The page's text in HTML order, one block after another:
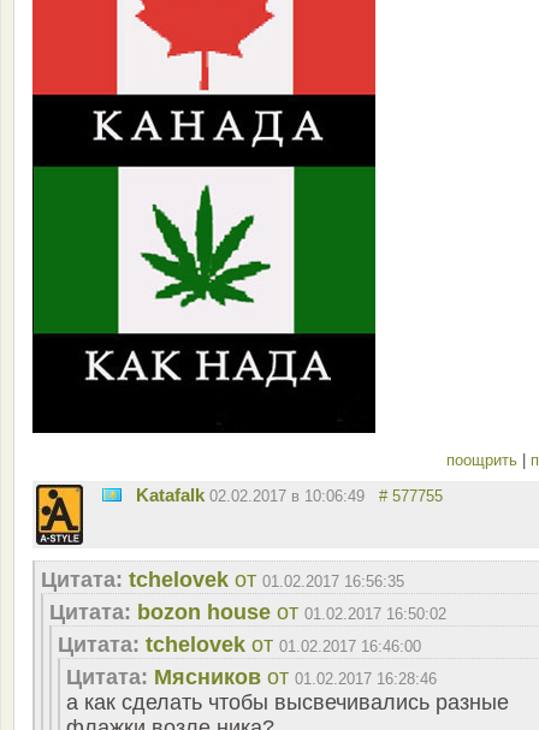
поощрить
Katafalk 02.02.2017 в 10:06:49 # 577755
Цитата: tchelovek от 01.02.2017 16:56:35
Цитата: bozon house от 01.02.2017 16:50:02
Цитата: tchelovek от 01.02.2017 16:46:00
Цитата: Мясников от 01.02.2017 16:28:46
а как сделать чтобы высвечивались разные